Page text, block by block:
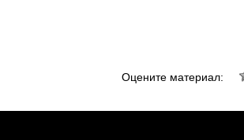
Оцените материал: